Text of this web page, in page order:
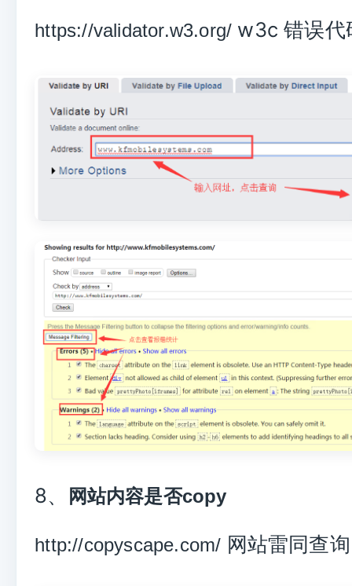
https://validator.w3.org/ w3c 错误代
8、 网站内容是否copy
http://copyscape.com/ 网站雷同查询